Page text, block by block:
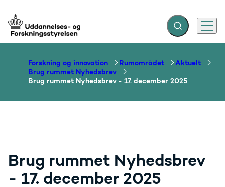
Gå til forsiden Fold søgefelt ud
Menu
Forskning og innovation Rumområdet
Aktuelt
Brug rummet Nyhedsbrev
Brug rummet Nyhedsbrev - 17. december 2025
Brug rummet Nyhedsbrev
- 17. december 2025